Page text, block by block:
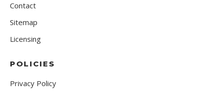
Contact
Sitemap
Licensing
POLICIES
Privacy Policy